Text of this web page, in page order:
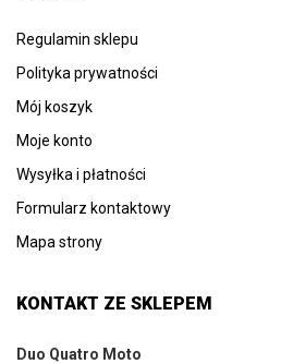
Regulamin sklepu
Polityka prywatności
Mój koszyk
Moje konto
Wysyłka i płatności
Formularz kontaktowy
Mapa strony
KONTAKT ZE SKLEPEM
Duo Quatro Moto